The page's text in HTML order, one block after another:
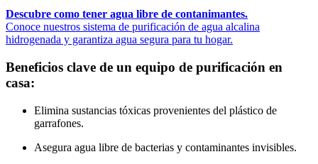
Descubre como tener agua libre de contanimantes.
Conoce nuestros sistema de purificación de agua alcalina
hidrogenada y garantiza agua segura para tu hogar.
Beneficios clave de un equipo de purificación en
casa:
Elimina sustancias tóxicas provenientes del plástico de
garrafones.
Asegura agua libre de bacterias y contaminantes invisibles.